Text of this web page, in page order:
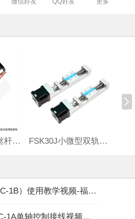
FSK30微型梯形丝杆滑台 FSK30J小微型双轨丝杆直线模组
单轴运动控制器（DKC-1B）使用教学视频-福誉专用
FSL40直线模组和FSC-1A单轴控制接线视频教程